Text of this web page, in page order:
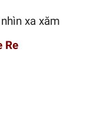
xa xăm
Re